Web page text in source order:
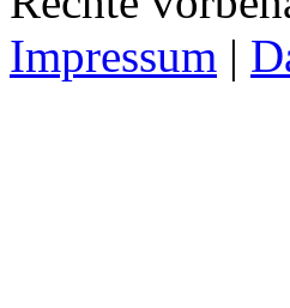
Impressum |